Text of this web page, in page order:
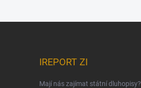
IREPORT ZI
Mají nás zajímat státní dluhopisy?